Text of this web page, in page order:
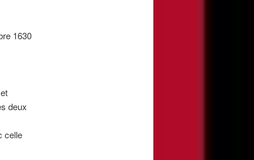
1630
deux
celle